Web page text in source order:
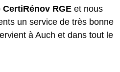
RGE et nous
un service de très bonne
à Auch et dans tout le